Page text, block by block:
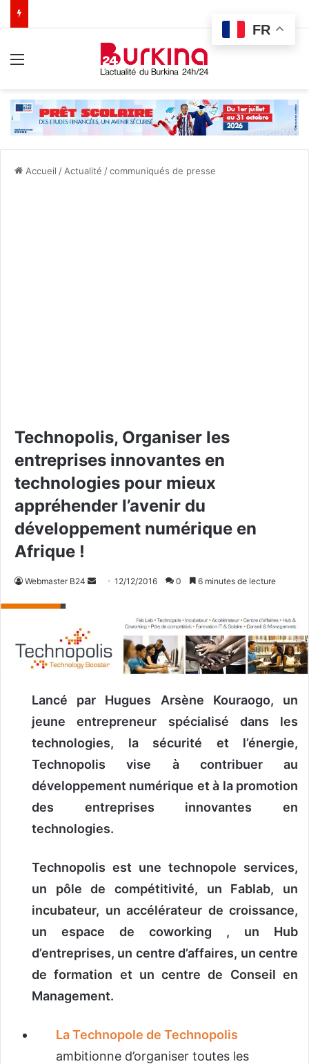
Accueil / Actualité /communiqués de presse
Technopolis, Organiser les
entreprises innovantes en
technologies pour mieux
appréhender l’avenir du
développement numérique en
Afrique !
Webmaster B24
y
e
o
u
i
e
12/12/2016 0 6 minutes de lecture
Lancé par Hugues Arsène Kouraogo, un
jeune entrepreneur spécialisé dans les
technologies, la sécurité et l’énergie,
Technopolis vise à contribuer au
développement numérique et à la promotion
des entreprises innovantes en
technologies.
Technopolis est une technopole services,
un pôle de compétitivité, un Fablab, un
incubateur, un accélérateur de croissance,
un espace de coworking , un Hub
d’entreprises, un centre d’affaires, un centre
de formation et un centre de Conseil en
Management.
La Technopole de Technopolis
ambitionne d’organiser toutes les
FR